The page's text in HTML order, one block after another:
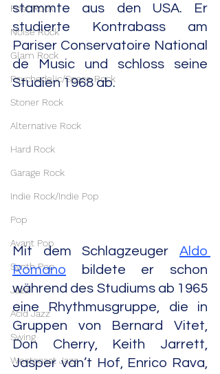
Post Rock
Noise Rock
Glam Rock
Psychedelic/Space Rock
Stoner Rock
Alternative Rock
Hard Rock
Garage Rock
Indie Rock/Indie Pop
Pop
Avant Pop
Synth Pop
Jazz
Acid Jazz
Swing
Westcoast Jazz
stammte aus den USA. Er
studierte Kontrabass am
Pariser Conservatoire National
de Music und schloss seine
Studien 1968 ab.
Mit dem Schlagzeuger Aldo
Romano bildete er schon
während des Studiums ab 1965
eine Rhythmusgruppe, die in
Gruppen von Bernard Vitet,
Don Cherry, Keith Jarrett,
Jasper van’t Hof, Enrico Rava,